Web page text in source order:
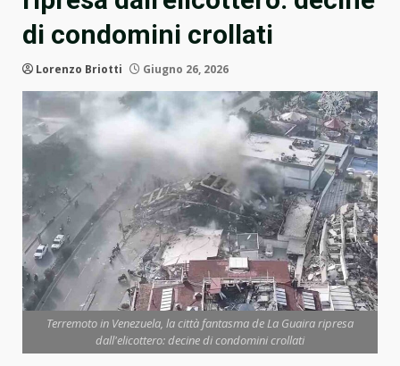
di condomini crollati
Lorenzo Briotti Giugno 26, 2026
Terremoto in Venezuela, la città fantasma de La Guaira ripresa
dall'elicottero: decine di condomini crollati